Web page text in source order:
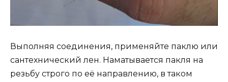
Выполняя соединения, применяйте паклю или
сантехнический лен. Наматывается пакля на
резьбу строго по её направлению, в таком